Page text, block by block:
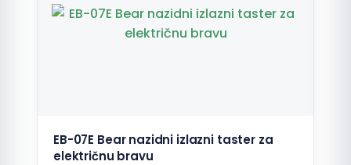
EB-07E Bear nazidni izlazni taster za
električnu bravu